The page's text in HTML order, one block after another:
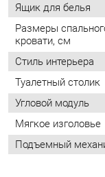
Туалетный столик
Угловой модуль
Мягкое изголовье
Подъемный
ОТЗЫВЫ
Пока нет отзывов,